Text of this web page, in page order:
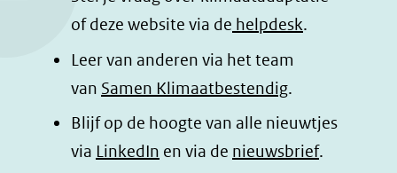
o
(opent
in
nieuw
venster)
I
(opent
in
nieuw
venster)
p
(opent
in
nieuw
venster)
e
o
p
B
l
of deze website via de helpdesk.
Leer van anderen via het team
van Samen Klimaatbestendig.
Blijf op de hoogte van alle nieuwtjes
via LinkedIn (opent
en via de nieuwsbrief.